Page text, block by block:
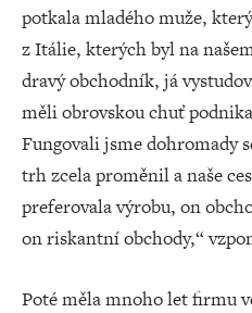
potkala mladého muže,
z Itálie, kterých byl na
dravý obchodník, já
měli obrovskou chuť
Fungovali jsme dohromady
trh zcela proměnil a naše
preferovala výrobu, on
on riskantní obchody,“
Poté měla mnoho let firmu